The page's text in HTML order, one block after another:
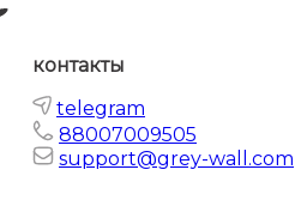
контакты
telegram
88007009505
support@grey-wall.com